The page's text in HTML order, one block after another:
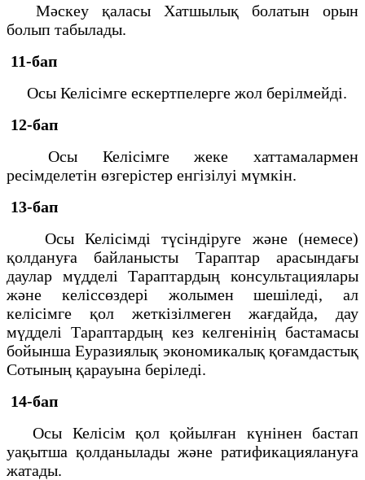
Мәскеу қаласы Хатшылық болатын орын
болып табылады.
11-бап
Осы Келісімге ескертпелерге жол берілмейді.
12-бап
Осы Келісімге жеке хаттамалармен
ресімделетін өзгерістер енгізілуі мүмкін.
13-бап
Осы Келісімді түсіндіруге және (немесе)
қолдануға байланысты Тараптар арасындағы
даулар мүдделі Тараптардың консультациялары
және келіссөздері жолымен шешіледі, ал
келісімге қол жеткізілмеген жағдайда, дау
мүдделі Тараптардың кез келгенінің бастамасы
бойынша Еуразиялық экономикалық қоғамдастық
Сотының қарауына беріледі.
14-бап
Осы Келісім қол қойылған күнінен бастап
уақытша қолданылады және ратификациялануға
жатады.